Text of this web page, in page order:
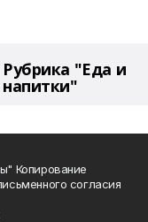
Рубрика "Еда и
напитки"
Копирование
согласия